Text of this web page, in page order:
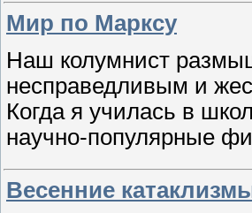
Мир по Марксу
Наш колумнист
несправедливым и
Когда я училась в
научно-популярные
Весенние